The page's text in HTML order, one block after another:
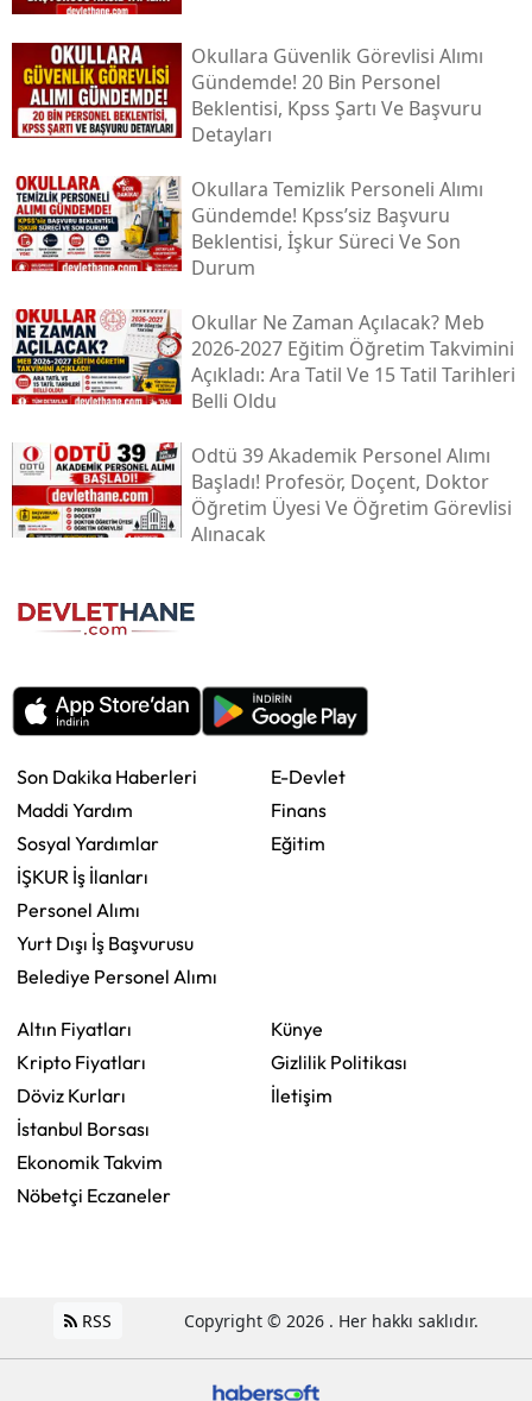
Okullara Güvenlik Görevlisi Alımı
Gündemde! 20 Bin Personel
Beklentisi, Kpss Şartı Ve Başvuru
Detayları
Okullara Temizlik Personeli Alımı
Gündemde! Kpss’siz Başvuru
Beklentisi, İşkur Süreci Ve Son
Durum
Okullar Ne Zaman Açılacak? Meb
2026-2027 Eğitim Öğretim Takvimini
Açıkladı: Ara Tatil Ve 15 Tatil Tarihleri
Belli Oldu
Odtü 39 Akademik Personel Alımı
Başladı! Profesör, Doçent, Doktor
Öğretim Üyesi Ve Öğretim Görevlisi
Alınacak
Son Dakika Haberleri
Maddi Yardım
Sosyal Yardımlar
İŞKUR İş İlanları
Personel Alımı
Yurt Dışı İş Başvurusu
Belediye Personel Alımı
E-Devlet
Finans
Eğitim
Altın Fiyatları
Kripto Fiyatları
Döviz Kurları
İstanbul Borsası
Ekonomik Takvim
Nöbetçi Eczaneler
Künye
Gizlilik Politikası
İletişim
RSS Copyright © 2026 . Her hakkı saklıdır.